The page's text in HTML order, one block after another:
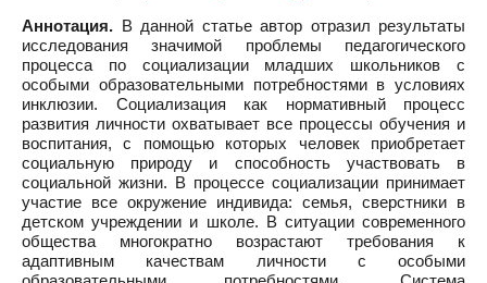
Аннотация. В данной статье автор отразил результаты
исследования значимой проблемы педагогического
процесса по социализации младших школьников с
особыми образовательными потребностями в условиях
инклюзии. Социализация как нормативный процесс
развития личности охватывает все процессы обучения и
воспитания, с помощью которых человек приобретает
социальную природу и способность участвовать в
социальной жизни. В процессе социализации принимает
участие все окружение индивида: семья, сверстники в
детском учреждении и школе. В ситуации современного
общества многократно возрастают требования к
адаптивным качествам личности с особыми